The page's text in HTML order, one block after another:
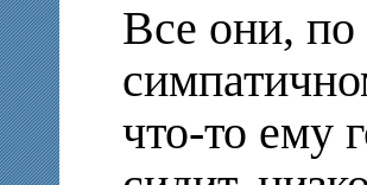
Все они, по
что-то ему